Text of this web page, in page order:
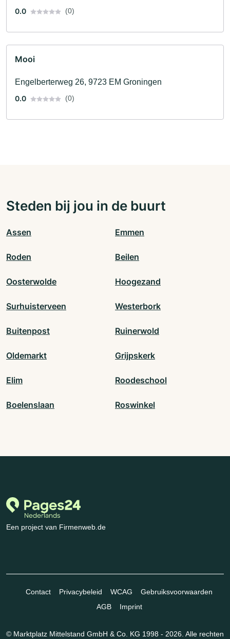
0.0
(0)
Mooi
Engelberterweg 26, 9723 EM Groningen
0.0
(0)
Steden bij jou in de buurt
Assen Emmen
Roden Beilen
Oosterwolde Hoogezand
Surhuisterveen Westerbork
Buitenpost Ruinerwold
Oldemarkt Grijpskerk
Elim Roodeschool
Boelenslaan Roswinkel
Een project van Firmenweb.de
Contact Privacybeleid WCAG
Gebruiksvoorwaarden
AGB
Imprint
© Marktplatz Mittelstand GmbH & Co. KG 1998 - 2026. Alle rechten